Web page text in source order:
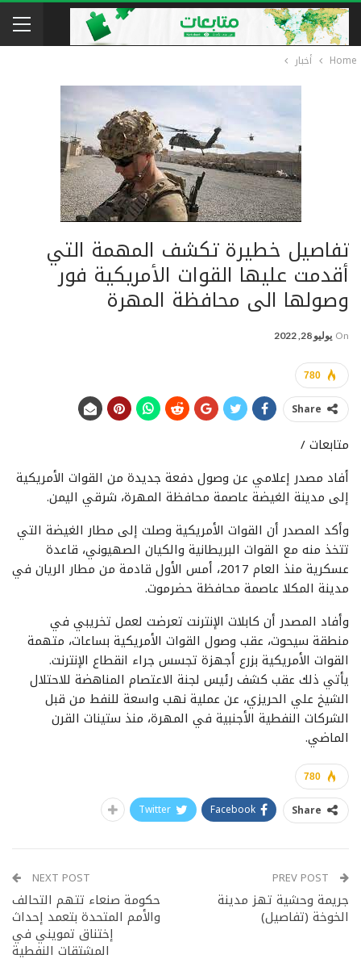
Home أخبار
تفاصيل خطيرة تكشف المهمة التي
أقدمت عليها القوات الأمريكية فور
وصولها الى محافظة المهرة
On يوليو 28, 2022
780
Share
متابعات /
أفاد مصدر إعلامي عن وصول دفعة جديدة من القوات الأمريكية
إلى مدينة الغيضة عاصمة محافظة المهرة، شرقي اليمن.
وأكد المصدر أن القوات الأمريكية وصلت إلى مطار الغيضة التي
تتخذ منه مع القوات البريطانية والكيان الصهيوني، قاعدة
عسكرية منذ العام 2017، أمس الأول قادمة من مطار الريان في
مدينة المكلا عاصمة محافظة حضرموت.
وأفاد المصدر أن كابلات الإنترنت تعرضت لعمل تخريبي في
منطقة سيحوت، عقب وصول القوات الأمريكية بساعات، متهمة
القوات الأمريكية بزرع أجهزة تجسس جراء انقطاع الإنترنت.
يأتي ذلك عقب كشف رئيس لجنة الاعتصام المناهضة للاحتلال
الشيخ علي الحريزي، عن عملية نهب واسعة للنفط من قبل
الشركات النفطية الأجنبية في المهرة، منذ ستينات القرن
الماضي.
780
Share
Facebook
Twitter
جريمة وحشية تهز مدينة
الخوخة (تفاصيل)
NEXT POST
حكومة صنعاء تتهم التحالف
والأمم المتحدة بتعمد إحداث
إختناق تمويني في
المشتقات النفطية